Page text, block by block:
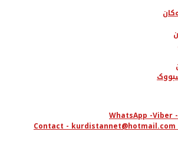
WhatsApp -Viber -
Contact - kurdistannet@hotmail.com